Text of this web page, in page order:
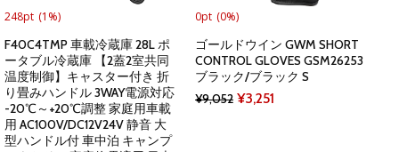
248pt (1%)
F40C4TMP 車載冷蔵庫 28L ポ
ータブル冷蔵庫 【2蓋2室共同
温度制御】キャスター付き 折
り畳みハンドル 3WAY電源対応
-20℃～+20℃調整 家庭用車載
用 AC100V/DC12V24V 静音 大
型ハンドル付 車中泊 キャンプ
0pt (0%)
ゴールドウイン GWM SHORT
CONTROL GLOVES GSM26253
ブラック/ブラック S
¥9,052 Original
¥3,251